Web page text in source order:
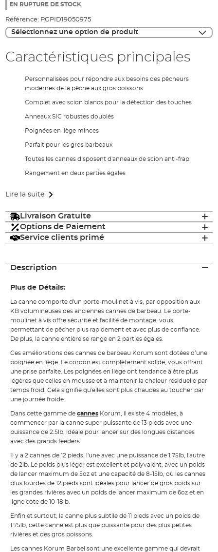
the
gallery
EN RUPTURE DE STOCK
Référence: PGPID19050975
Sélectionnez une option de produit
Caractéristiques principales
Personnalisées pour répondre aux besoins des pêcheurs
modernes de la pêche aux gros poissons
Complet avec scion blancs pour la détection des touches
Anneaux SIC robustes doublés
Poignées en liège minces
Parfait pour les gros barbeaux
Toutes les cannes disposent d'anneaux de scion anti-frap
Rangement en deux parties égales
Lire la suite
Livraison Gratuite
Options de Paiement
Service clients primé
Description
Plus de Détails:
La canne comporte d'un porte-moulinet à vis, par opposition aux
KB volumineuses des anciennes cannes de barbeau. Le porte-
moulinet à vis offre sécurité et facilité de montage, vous
permettant de pêcher plus rapidement et avec plus de confiance.
De plus, la canne entière se range en 2 parties égales.
Ces améliorations des cannes de barbeau Korum sont dotées d’une
poignée en liège. Le cordon est complètement solide, vous offrant
une prise parfaite. Les poignées en liège ont tendance à être plus
légères que celles en mousse et à maintenir la chaleur résiduelle par
temps froid. Cela signifie qu'elles sont plus chaudes au toucher par
une journée froide.
Dans cette gamme decannes Korum, il existe 4 modèles, à
commencer par la canne super puissante de 13 pieds avec une
puissance de 2.5lb, idéale pour lancer sur des longues distances
avec des grands feeders.
Il y a 2 cannes de 12 pieds, l'une avec une puissance de 1.75lb, l'autre
de 2lb. Le poids plus léger est excellent et polyvalent, avec un poids
de lancer maximum de 5oz et une capacité de 8-15lb, où les cannes
plus lourdes de 12 pieds sont idéales pour lancer de gros poids sur
les grandes rivières avec un poids de lancer maximum de 6oz et en
ligne cote de 10-18lb.
Enfin et surtout, la canne plus subtile de 11 pieds avec un poids de
1.75lb, cette canne est plus que puissante pour des plus petites
rivières et des gros poissons.
Les cannes Korum Barbel sont une excellente gamme qui devrait